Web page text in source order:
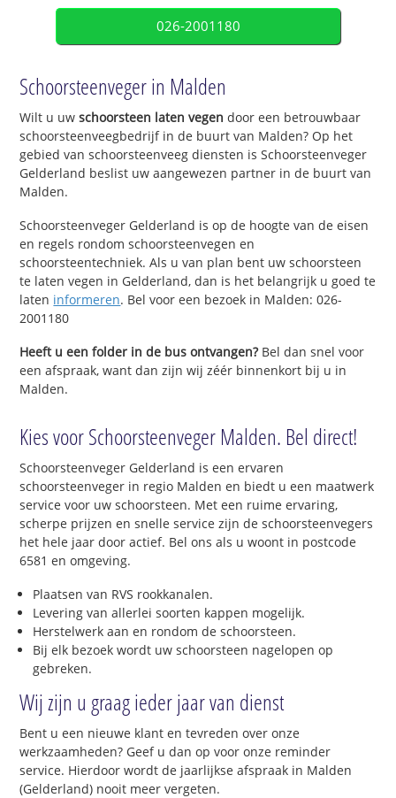
026-2001180
Schoorsteenveger in Malden
Wilt u uwschoorsteen laten vegen door een betrouwbaar
schoorsteenveegbedrijf in de buurt van Malden? Op het
gebied van schoorsteenveeg diensten is Schoorsteenveger
Gelderland beslist uw aangewezen partner in de buurt van
Malden.
Schoorsteenveger Gelderland is op de hoogte van de eisen
en regels rondom schoorsteenvegen en
schoorsteentechniek. Als u van plan bent uw schoorsteen
te laten vegen in Gelderland, dan is het belangrijk u goed te
laten informeren. Bel voor een bezoek in Malden: 026-
2001180
Heeft u een folder in de bus ontvangen?Bel dan snel voor
een afspraak, want dan zijn wij zéér binnenkort bij u in
Malden.
Kies voor Schoorsteenveger Malden. Bel direct!
Schoorsteenveger Gelderland is een ervaren
schoorsteenveger in regio Malden en biedt u een maatwerk
service voor uw schoorsteen. Met een ruime ervaring,
scherpe prijzen en snelle service zijn de schoorsteenvegers
het hele jaar door actief. Bel ons als u woont in postcode
6581 en omgeving.
Plaatsen van RVS rookkanalen.
Levering van allerlei soorten kappen mogelijk.
Herstelwerk aan en rondom de schoorsteen.
Bij elk bezoek wordt uw schoorsteen nagelopen op
gebreken.
Wij zijn u graag ieder jaar van dienst
Bent u een nieuwe klant en tevreden over onze
werkzaamheden? Geef u dan op voor onze reminder
service. Hierdoor wordt de jaarlijkse afspraak in Malden
(Gelderland) nooit meer vergeten.